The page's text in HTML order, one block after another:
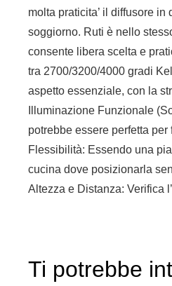
molta praticita’ il diffusore
soggiorno. Ruti è nello
consente libera scelta e
tra 2700/3200/4000 gradi
aspetto essenziale, con la
​Illuminazione Funzionale
potrebbe essere perfetta
​Flessibilità: Essendo una
cucina dove posizionarla
​Altezza e Distanza: Verifica
Ti potrebbe